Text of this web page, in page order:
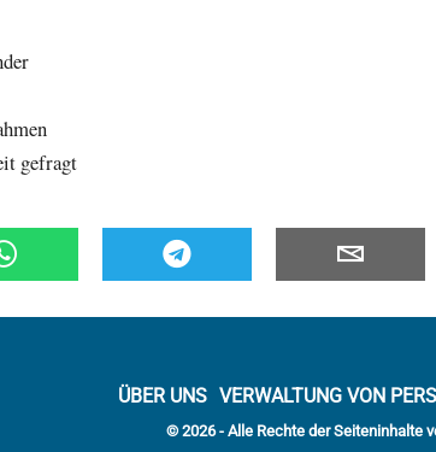
gefragt
ÜBER UNS VERWALTUNG VON
© 2026 - Alle Rechte der Seiteninhalte